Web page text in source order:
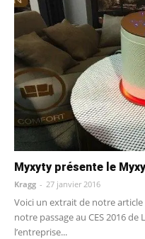
Myxyty présente le
Kragg - 27 janvier 2016
Voici un extrait de notre article sur
notre passage au CES 2016
l’entreprise...